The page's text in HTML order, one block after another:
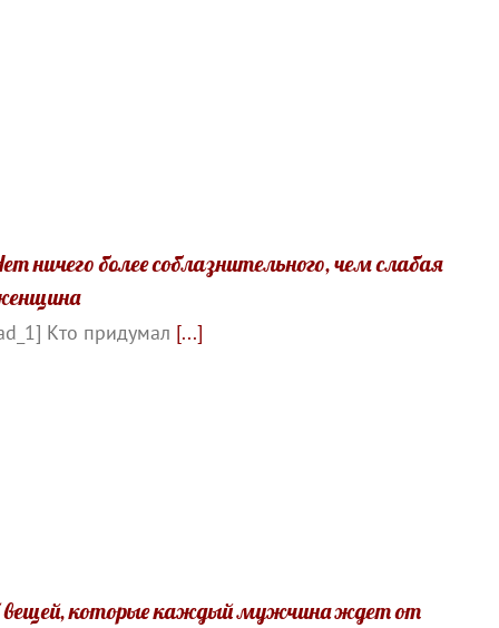
ничего более соблазнительного, чем слабая
Кто придумал [...]
вещей, которые каждый мужчина ждет от